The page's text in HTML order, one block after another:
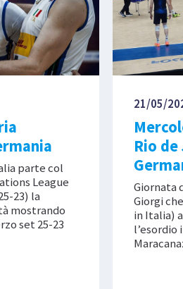
parte col
League
23) la
mostrando
set 25-23
21/05/
Rio
Giornata
Giorgi
in Italia)
l’esordio